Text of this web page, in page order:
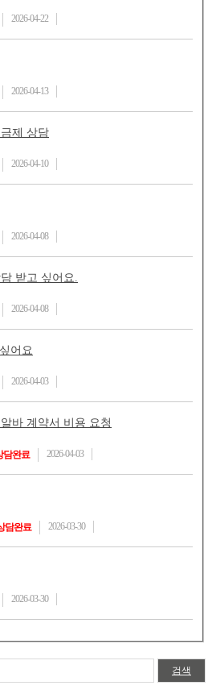
2026-04-22
2026-04-13
제 상담
2026-04-10
2026-04-08
받고 싶어요.
2026-04-08
어요
2026-04-03
바 계약서 비용 요청
담완료 2026-04-03
담완료 2026-03-30
2026-03-30
검색